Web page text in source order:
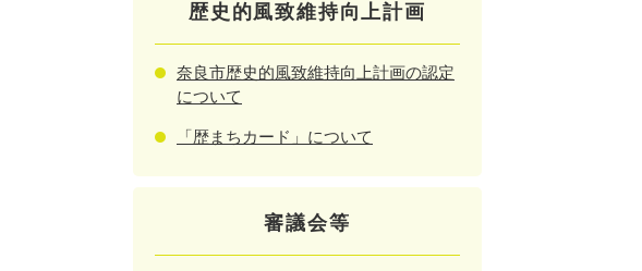
歴史的風致維持向上計画
奈良市歴史的風致維持向上計画の認定
について
「歴まちカード」について
審議会等